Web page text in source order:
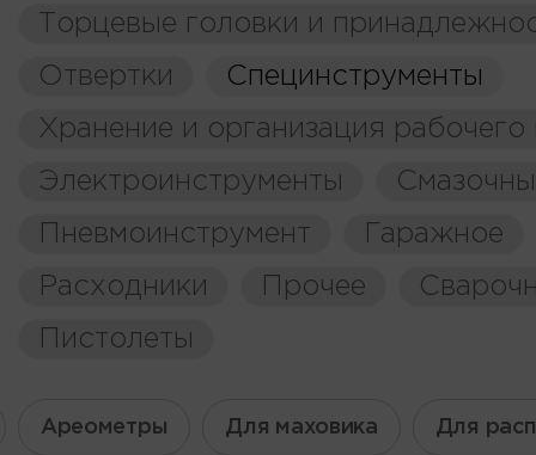
Торцевые головки и
Отвертки
Специнструменты
Хранение и организация рабочего
Электроинструменты
Пневмоинструмент
Гаражное
Расходники
Прочее
Пистолеты
Ареометры Для маховика Для